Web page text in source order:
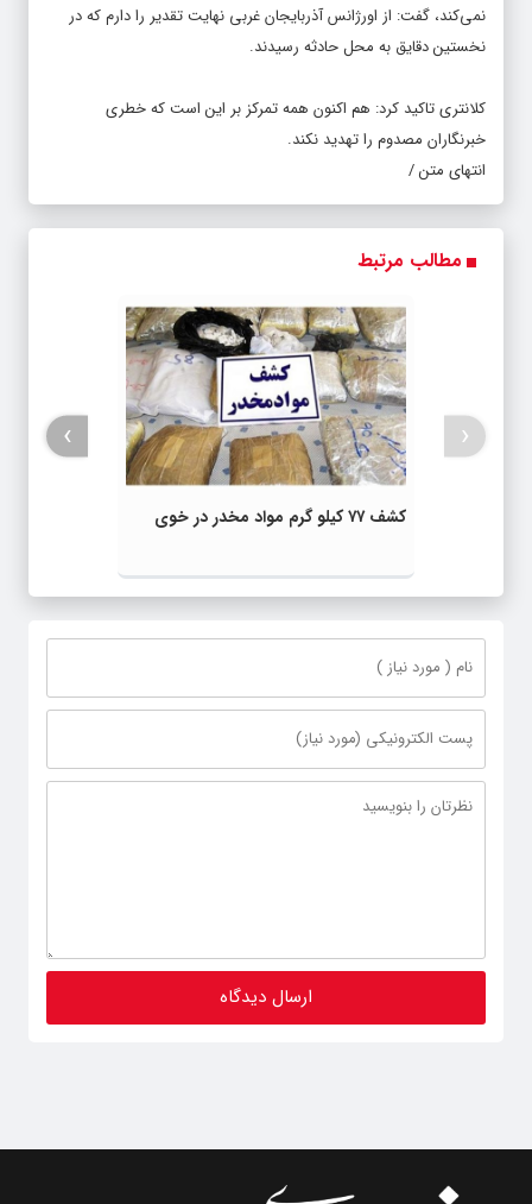
نمی‌کند، گفت: از اورژانس آذربایجان غربی نهایت تقدیر را دارم که در
نخستین دقایق به محل حادثه رسیدند.
کلانتری تاکید کرد: هم اکنون همه تمرکز بر این است که خطری
خبرنگاران مصدوم را تهدید نکند.
انتهای متن /
مطالب مرتبط
کشف ۷۷ کیلو گرم مواد مخدر در خوی
‹
›